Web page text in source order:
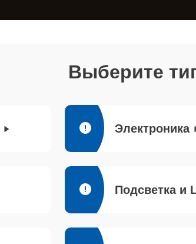
Выберите
Электроника
Подсветка и